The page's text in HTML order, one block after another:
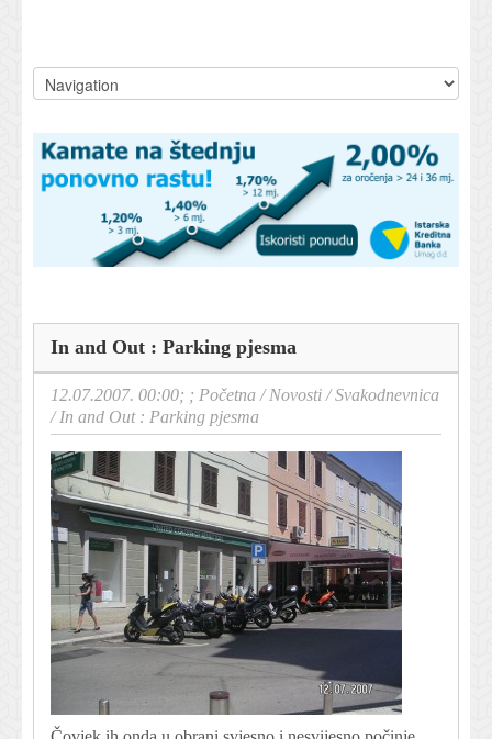
In and Out : Parking pjesma
12.07.2007. 00:00; ; Početna /Novosti /Svakodnevnica
/In and Out : Parking pjesma